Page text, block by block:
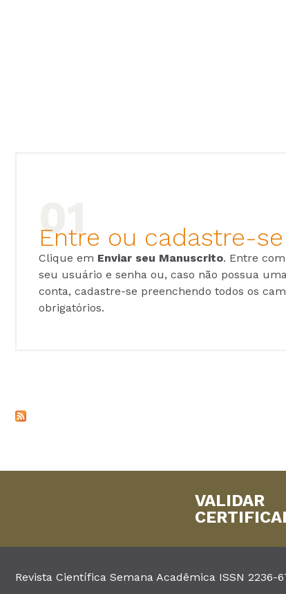
Entre ou cadastre-se
Clique em Enviar seu Manuscrito. Entre com
seu usuário e senha ou, caso não possua
conta, cadastre-se preenchendo todos os
obrigatórios.
VALIDAR
Revista Científica Semana Acadêmica ISSN 2236-